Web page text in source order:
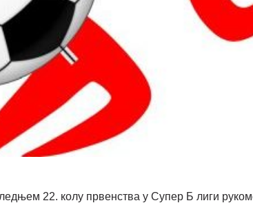
22. колу првенства у Супер Б лиги